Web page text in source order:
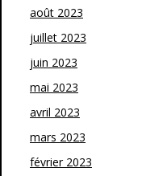
août 2023
juillet 2023
juin 2023
mai 2023
avril 2023
mars 2023
février 2023